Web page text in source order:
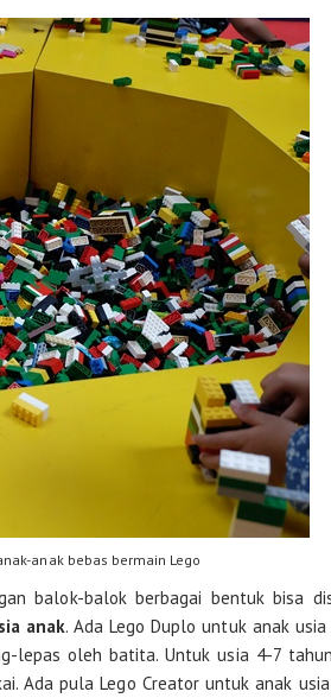
anak bebas bermain Lego
balok-balok berbagai bentuk bisa
anak. Ada Lego Duplo untuk anak usia
lepas oleh batita. Untuk usia 4-7
Ada pula Lego Creator untuk anak